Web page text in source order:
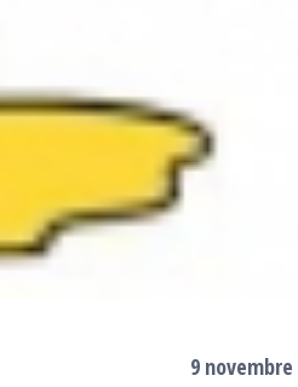
9 novembre